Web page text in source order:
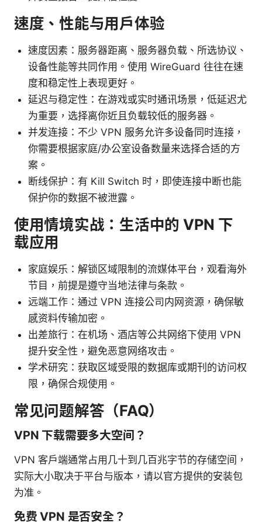
速度、性能与用户体验
速度因素：服务器距离、服务器负载、所选协议、
设备性能等共同作用。使用 WireGuard 往往在速
度和稳定性上表现更好。
延迟与稳定性：在游戏或实时通讯场景，低延迟尤
为重要，选择离你近且负载较低的服务器。
并发连接：不少 VPN 服务允许多设备同时连接，
你需要根据家庭/办公室设备数量来选择合适的方
案。
断线保护：有 Kill Switch 时，即使连接中断也能
保护你的数据不被泄露。
使用情境实战：生活中的 VPN 下
载应用
家庭娱乐：解锁区域限制的流媒体平台，观看海外
节目，前提是遵守当地法律与条款。
远端工作：通过 VPN 连接公司内网资源，确保敏
感资料传输加密。
出差旅行：在机场、酒店等公共网络下使用 VPN
提升安全性，避免恶意网络攻击。
学术研究：获取区域受限的数据库或期刊的访问权
限，确保合规使用。
常见问题解答（FAQ）
VPN 下载需要多大空间？
VPN 客户端通常占用几十到几百兆字节的存储空间，
实际大小取决于平台与版本，请以官方提供的安装包
为准。
免费 VPN 是否安全？